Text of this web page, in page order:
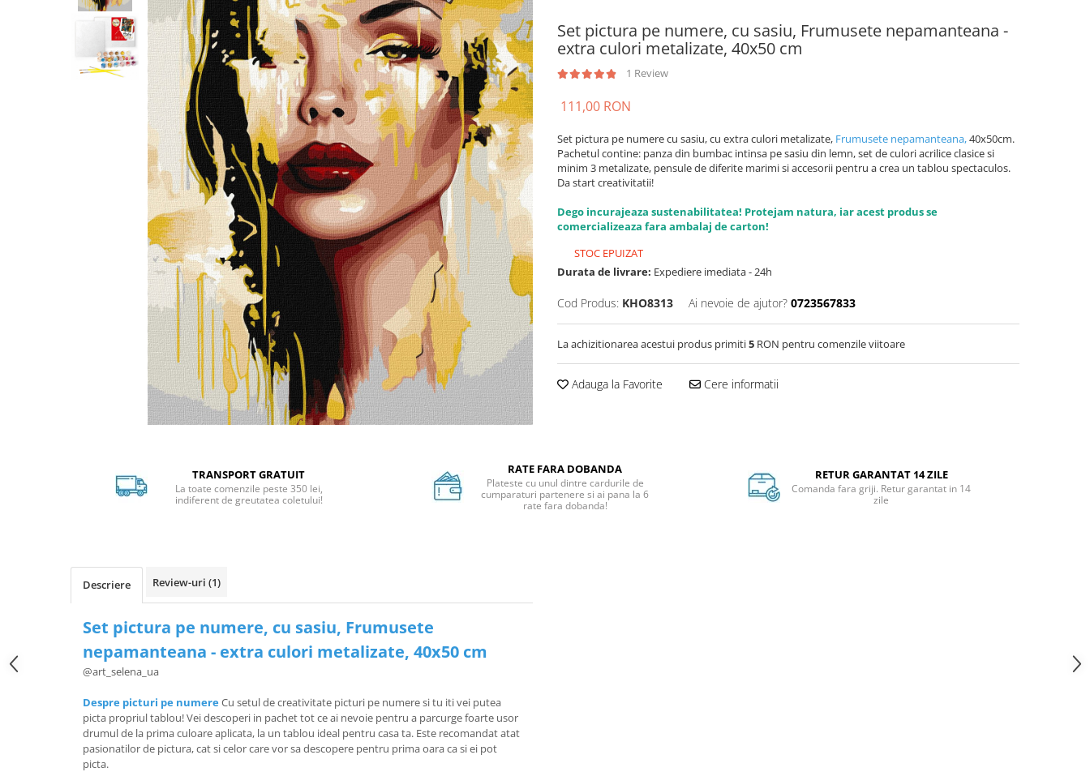
Set pictura pe numere, cu sasiu, Frumusete nepamanteana -
extra culori metalizate, 40x50 cm
1 Review
Facebook
111,00 RON
Set pictura pe numere cu sasiu, cu extra culori metalizate, Frumusete nepamanteana,40x50cm.
Pachetul contine: panza din bumbac intinsa pe sasiu din lemn, set de culori acrilice clasice si
minim 3 metalizate, pensule de diferite marimi si accesorii pentru a crea un tablou spectaculos.
Da start creativitatii!
Dego incurajeaza sustenabilitatea! Protejam natura, iar acest produs se
comercializeaza fara ambalaj de carton!
STOC EPUIZAT
Durata de livrare: Expediere imediata - 24h
Cod Produs: KHO8313 Ai nevoie de ajutor? 0723567833
La achizitionarea acestui produs primiti5 RON pentru comenzile viitoare
Adauga la Favorite Cere informatii
TRANSPORT GRATUIT
La toate comenzile peste 350 lei,
indiferent de greutatea coletului!
RATE FARA DOBANDA
Plateste cu unul dintre cardurile de
cumparaturi partenere si ai pana la 6
rate fara dobanda!
RETUR GARANTAT 14 ZILE
Comanda fara griji. Retur garantat in 14
zile
Descriere Review-uri (1)
Set pictura pe numere, cu sasiu, Frumusete
nepamanteana - extra culori metalizate, 40x50 cm
@art_selena_ua
Despre picturi pe numereCu setul de creativitate picturi pe numere si tu iti vei putea
picta propriul tablou! Vei descoperi in pachet tot ce ai nevoie pentru a parcurge foarte usor
drumul de la prima culoare aplicata, la un tablou ideal pentru casa ta. Este recomandat atat
pasionatilor de pictura, cat si celor care vor sa descopere pentru prima oara ca si ei pot
picta.